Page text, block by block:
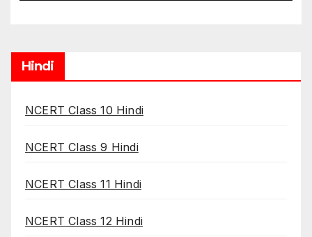
Hindi
NCERT Class 10 Hindi
NCERT Class 9 Hindi
NCERT Class 11 Hindi
NCERT Class 12 Hindi